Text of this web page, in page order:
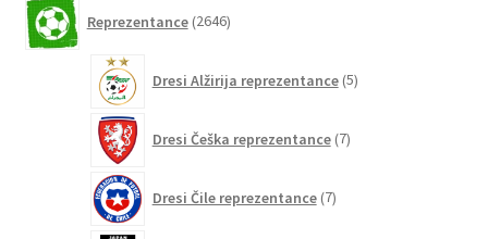
Reprezentance 2646izdelkov
Dresi Alžirija reprezentance 5izdelkov
Dresi Češka reprezentance 7izdelkov
Dresi Čile reprezentance 7izdelkov